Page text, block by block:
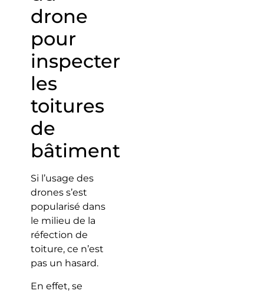
drone
pour
inspecter
les
toitures
de
bâtiment
Si l’usage des
drones s’est
popularisé dans
le milieu de la
réfection de
toiture, ce n’est
pas un hasard.
En effet, se